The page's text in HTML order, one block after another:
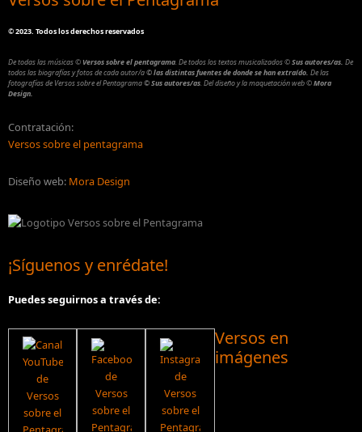
©2023. Todos los derechos reservados
De todas las músicas© Versos sobre el pentagrama De todos los textos musicalizados©Sus autores/as. De
todos las biografías y fotos de cada autor/a© las distintas fuentes de donde se han extraído. De las
fotografías de Versos sobre el Pentagrama© Sus autores/as Del diseño y la maquetación web©Mora
Design.
Contratación:
Versos sobre el pentagrama
Diseño web: Mora Design
¡Síguenos y enrédate!
Puedes seguirnos a través de:
Versos en
imágenes